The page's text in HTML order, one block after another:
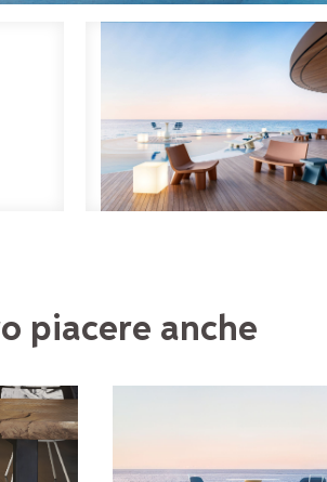
piacere anche